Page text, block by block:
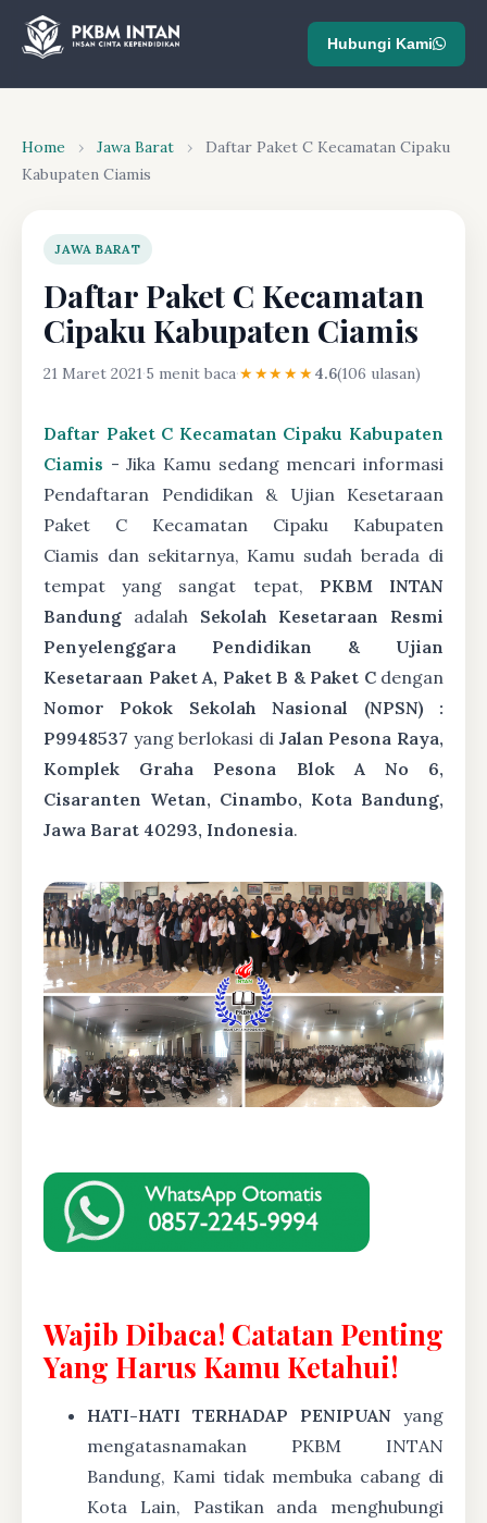
Hubungi Kami
Home › Jawa Barat ›
Daftar Paket C Kecamatan Cipaku
Kabupaten Ciamis
JAWA BARAT
Daftar Paket C Kecamatan
Cipaku Kabupaten Ciamis
21 Maret 2021·5 menit baca·★★★★★4.6(106 ulasan)
Daftar Paket C Kecamatan Cipaku Kabupaten
Ciamis - Jika Kamu sedang mencari informasi
Pendaftaran Pendidikan & Ujian Kesetaraan
Paket C Kecamatan Cipaku Kabupaten
Ciamis dan sekitarnya, Kamu sudah berada di
tempat yang sangat tepat, PKBM INTAN
Bandung adalah Sekolah Kesetaraan Resmi
Penyelenggara Pendidikan & Ujian
Kesetaraan Paket A, Paket B & Paket Cdengan
Nomor Pokok Sekolah Nasional (NPSN) :
P9948537 yang berlokasi di Jalan Pesona Raya,
Komplek Graha Pesona Blok A No 6,
Cisaranten Wetan, Cinambo, Kota Bandung,
Jawa Barat 40293, Indonesia.
Wajib Dibaca! Catatan Penting
Yang Harus Kamu Ketahui!
HATI-HATI TERHADAP PENIPUAN yang
mengatasnamakan PKBM INTAN
Bandung, Kami tidak membuka cabang di
Kota Lain, Pastikan anda menghubungi